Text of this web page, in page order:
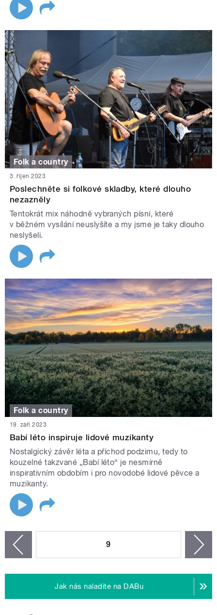
Folk a country
3. říjen 2023
Poslechněte si folkové skladby, které dlouho
nezazněly
Tentokrát mix náhodně vybraných písní, které
v běžném vysílání neuslyšíte a my jsme je taky dlouho
neslyšeli.
Folk a country
19. září 2023
Babí léto inspiruje lidové muzikanty
Nostalgický závěr léta a příchod podzimu, tedy to
kouzelné takzvané „Babí léto“ je nesmírně
inspirativním obdobím i pro novodobé lidové pěvce a
muzikanty.
9
Jak nás naladíte na DABu